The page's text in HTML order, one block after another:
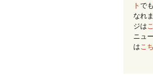
ト で
なれ
ジは
ニュ
はこ